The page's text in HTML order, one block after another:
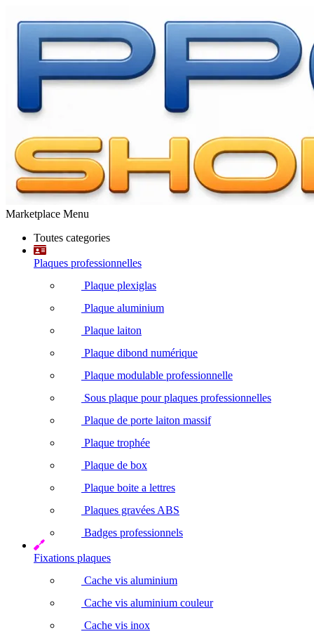
Marketplace Menu
Toutes categories
Plaques professionnelles
Plaque plexiglas
Plaque aluminium
Plaque laiton
Plaque dibond numérique
Plaque modulable professionnelle
Sous plaque pour plaques professionnelles
Plaque de porte laiton massif
Plaque trophée
Plaque de box
Plaque boite a lettres
Plaques gravées ABS
Badges professionnels
Fixations plaques
Cache vis aluminium
Cache vis aluminium couleur
Cache vis inox